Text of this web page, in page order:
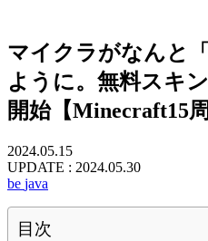
マイクラがなんと
ように。無料スキ
開始【Minecraft15周
2024.05.15
UPDATE : 2024.05.30
be java
目次